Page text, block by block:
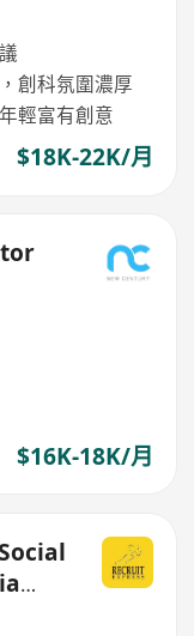
創科氛圍濃厚
輕富有創意
$18K-22K/月
$16K-18K/月